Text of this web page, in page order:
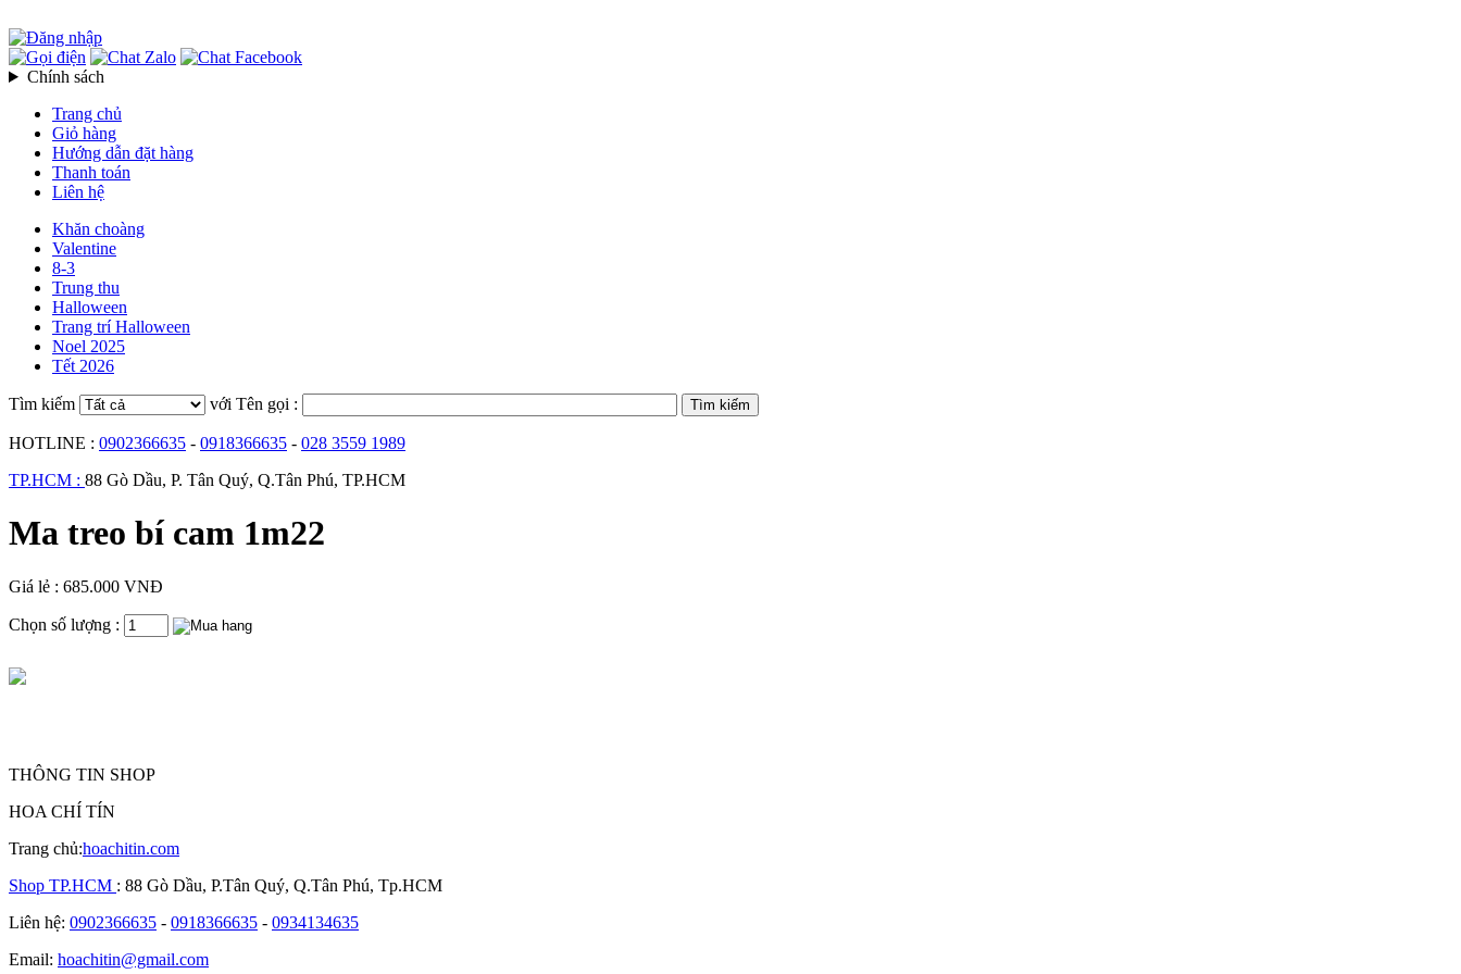
Chính sách
Trang chủ
Giỏ hàng
Hướng dẫn đặt hàng
Thanh toán
Liên hệ
Khăn choàng
Valentine
8-3
Trung thu
Halloween
Trang trí Halloween
Noel 2025
Tết 2026
Tìm kiếm với Tên gọi :
HOTLINE : 0902366635 - 0918366635 - 028 3559 1989
TP.HCM : 88 Gò Dầu, P. Tân Quý, Q.Tân Phú, TP.HCM
Ma treo bí cam 1m22
Giá lẻ : 685.000 VNĐ
Chọn số lượng :
THÔNG TIN SHOP
HOA CHÍ TÍN
Trang chủ:hoachitin.com
Shop TP.HCM : 88 Gò Dầu, P.Tân Quý, Q.Tân Phú, Tp.HCM
Liên hệ: 0902366635 - 0918366635 - 0934134635
Email: hoachitin@gmail.com